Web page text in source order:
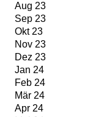
Aug 23
Sep 23
Okt 23
Nov 23
Dez 23
Jan 24
Feb 24
Mär 24
Apr 24